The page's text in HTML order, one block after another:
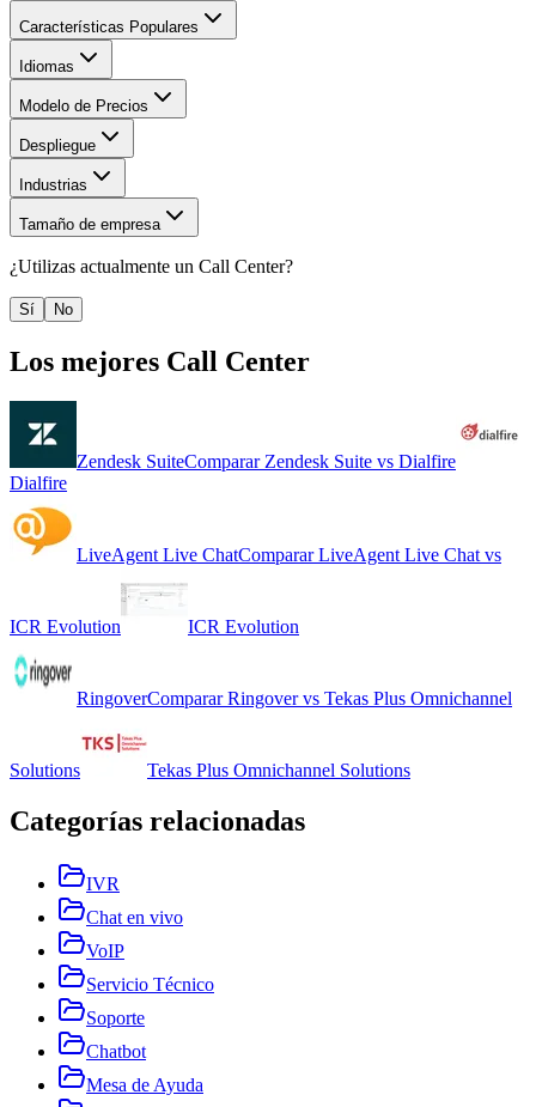
Características Populares
Idiomas
Modelo de Precios
Despliegue
Industrias
Tamaño de empresa
¿Utilizas actualmente un Call Center?
Sí No
Los mejores Call Center
Zendesk SuiteComparar Zendesk Suite vs Dialfire
Dialfire
LiveAgent Live ChatComparar LiveAgent Live Chatvs
ICR Evolution ICR Evolution
RingoverComparar Ringovervs Tekas Plus Omnichannel
Solutions Tekas Plus Omnichannel Solutions
Categorías relacionadas
IVR
Chat en vivo
VoIP
Servicio Técnico
Soporte
Chatbot
Mesa de Ayuda